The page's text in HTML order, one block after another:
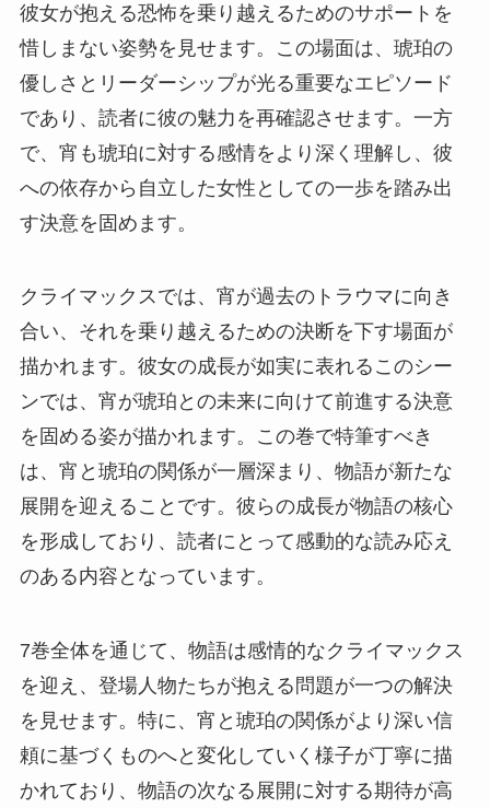
彼女が抱える恐怖を乗り越えるためのサポートを
惜しまない姿勢を見せます。この場面は、琥珀の
優しさとリーダーシップが光る重要なエピソード
であり、読者に彼の魅力を再確認させます。一方
で、宵も琥珀に対する感情をより深く理解し、彼
への依存から自立した女性としての一歩を踏み出
す決意を固めます。
クライマックスでは、宵が過去のトラウマに向き
合い、それを乗り越えるための決断を下す場面が
描かれます。彼女の成長が如実に表れるこのシー
ンでは、宵が琥珀との未来に向けて前進する決意
を固める姿が描かれます。この巻で特筆すべき
は、宵と琥珀の関係が一層深まり、物語が新たな
展開を迎えることです。彼らの成長が物語の核心
を形成しており、読者にとって感動的な読み応え
のある内容となっています。
7巻全体を通じて、物語は感情的なクライマックス
を迎え、登場人物たちが抱える問題が一つの解決
を見せます。特に、宵と琥珀の関係がより深い信
頼に基づくものへと変化していく様子が丁寧に描
かれており、物語の次なる展開に対する期待が高